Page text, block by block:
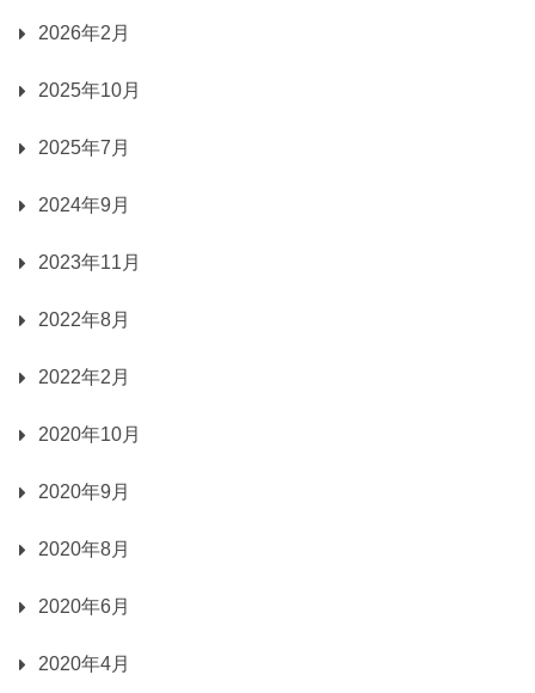
2026年2月
2025年10月
2025年7月
2024年9月
2023年11月
2022年8月
2022年2月
2020年10月
2020年9月
2020年8月
2020年6月
2020年4月